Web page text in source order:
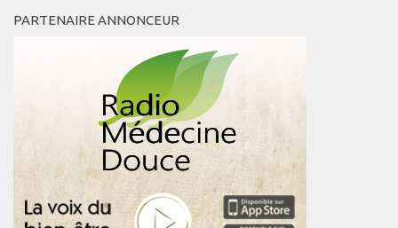
PARTENAIRE ANNONCEUR